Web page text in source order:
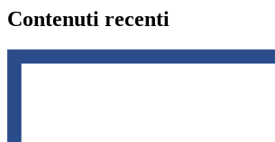
Contenuti recenti